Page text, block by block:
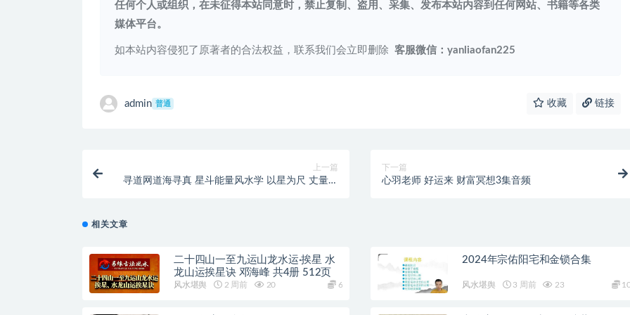
任何个人或组织，在未征得本站同意时，禁止复制、盗用、采集、发布本站内容到任何网站、书籍等各类
媒体平台。
如本站内容侵犯了原著者的合法权益，联系我们会立即删除 客服微信：yanliaofan225
admin 普通 收藏 链接
上一篇
寻道网道海寻真 星斗能量风水学 以星为尺 丈量寰
下一篇
心羽老师 好运来 财富冥想3集音频
相关文章
二十四山一至九运山龙水运·挨星 水
龙山运挨星诀 邓海峰 共4册 512页
风水堪舆 2 周前 20 6
2024年宗佑阳宅和金锁合集
风水堪舆 3 周前 23